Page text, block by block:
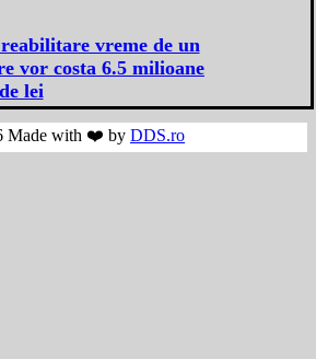
vreme de un
vor costa 6.5 milioane
de lei
Made with ❤️ by DDS.ro